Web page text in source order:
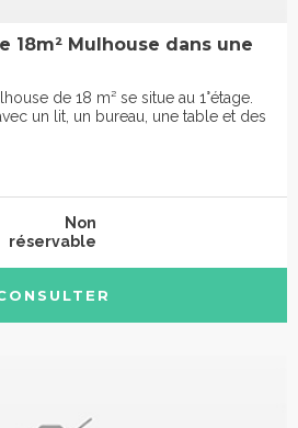
18m² Mulhouse dans une
de 18 m² se situe au 1°étage.
un lit, un bureau, une table et des
Non
réservable